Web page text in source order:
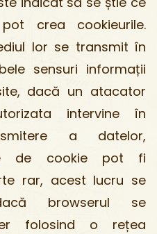
crea cookieurile.
lor se transmit în
sensuri informații
dacă un atacator
intervine în
a datelor,
de cookie pot fi
rar, acest lucru se
browserul se
folosind o rețea